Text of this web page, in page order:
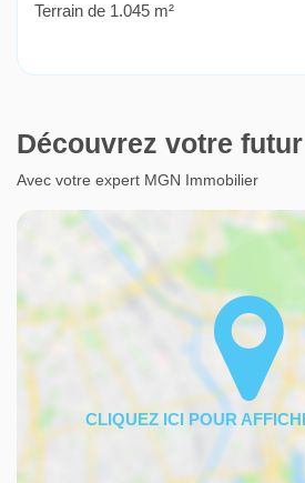
Terrain de 1.045 m²
Découvrez votre
Avec votre expert MGN Immobilier